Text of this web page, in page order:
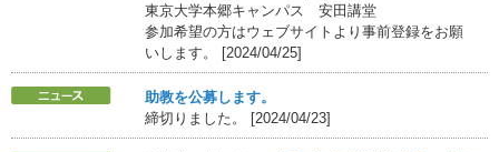
東京大学本郷キャンパス 安田講堂
参加希望の方はウェブサイトより事前登録をお願
いします。 [2024/04/25]
助教を公募します。
締切りました。 [2024/04/23]